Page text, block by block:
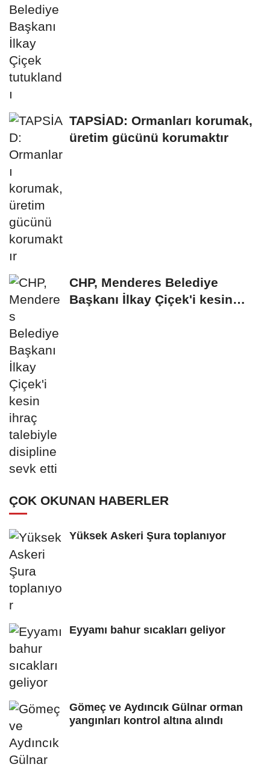
TAPSİAD: Ormanları korumak,
üretim gücünü korumaktır
CHP, Menderes Belediye
Başkanı İlkay Çiçek'i kesin
ÇOK OKUNAN HABERLER
Yüksek Askeri Şura toplanıyor
Eyyamı bahur sıcakları geliyor
Gömeç ve Aydıncık Gülnar orman
yangınları kontrol altına alındı